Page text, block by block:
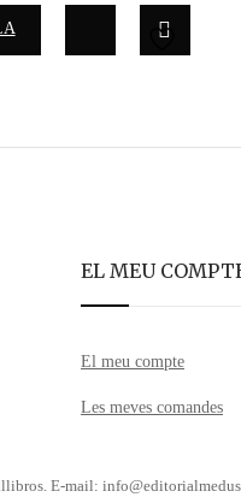
EL MEU
El meu compte
Les meves comandes
E-mail: